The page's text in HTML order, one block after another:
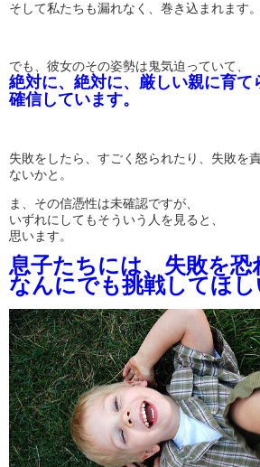
そして私たちも漏れなく、巻き込まれます。
でも、彼女のその姿勢は鬼気迫っていて、
絶対に、絶対に、厳しい親に育て
確信しています。
失敗をしたら、すごく怒られたり、失敗を
ないかと。
ま、その信憑性は未確認ですが、
いずれにしてもそういう人を見ると、
思います。
息子たちには、失敗を恐
なんにでも挑戦してほし